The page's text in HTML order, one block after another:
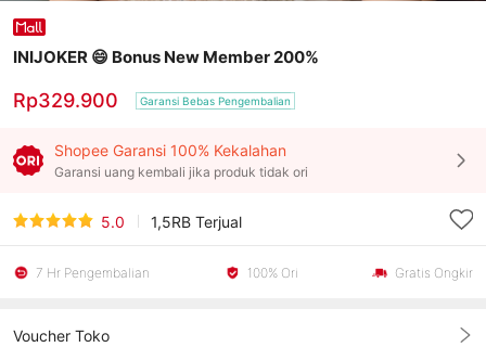
INIJOKER 😄 Bonus New Member 200%
Rp329.900 Garansi Bebas Pengembalian
Shopee Garansi 100% Kekalahan
Garansi uang kembali jika produk tidak ori
5.0 1,5RB Terjual
7 Hr Pengembalian 100% Ori Gratis Ongkir
Voucher Toko